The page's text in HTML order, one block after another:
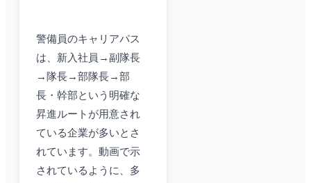
警備員のキャリアパス
は、新入社員→副隊長
→隊長→部隊長→部
長・幹部という明確な
昇進ルートが用意され
ている企業が多いとさ
れています。動画で示
されているように、多